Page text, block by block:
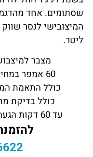
שסתומים. אחד
ליטר.
מצבר
60 אמפר במחיר הכי משתלם עד הבית
כולל התאמת
כולל בדיקת
עד 60 דקות הגעה לכל אזור המרכז והשרון